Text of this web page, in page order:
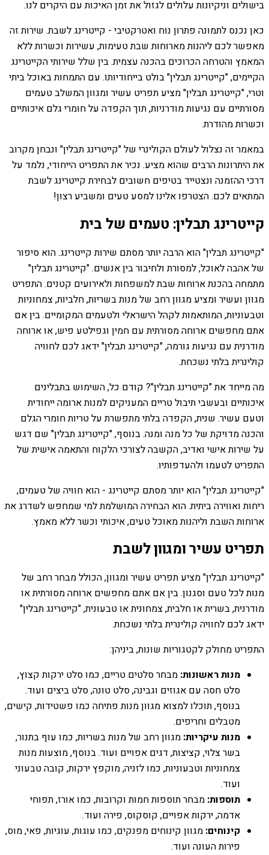
בישולים וניקיונות עלולים לגזול את זמן האיכות עם היקרים לנו.
כאן נכנס לתמונה פתרון נוח ואטרקטיבי - קייטרינג לשבת. שירות זה
מאפשר לכם ליהנות מארוחות שבת טעימות, עשירות וכשרות ללא
המאמץ והטרחה הכרוכים בהכנה עצמית. בין שלל שירותי הקייטרינג
הקיימים, "קייטרינג תבלין" בולט בייחודיותו. עם התמחות באוכל ביתי
וטרי, "קייטרינג תבלין" מציע תפריט עשיר ומגוון המשלב טעמים
מסורתיים עם נגיעות מודרניות, תוך הקפדה על חומרי גלם איכותיים
וכשרות מהודרת.
במאמר זה נצלול לעולם הקולינרי של "קייטרינג תבלין" ונבחן מקרוב
את היתרונות הרבים שהוא מציע. נכיר את התפריט הייחודי, נלמד על
דרכי ההזמנה ונצטייד בטיפים חשובים לבחירת קייטרינג לשבת
המתאים לכם. הצטרפו אלינו למסע טעים ומשביע רצון!
קייטרינג תבלין: טעמים של בית
"קייטרינג תבלין" הוא הרבה יותר מסתם שירות קייטרינג. הוא סיפור
של אהבה לאוכל, למסורת ולחיבור בין אנשים. "קייטרינג תבלין"
מתמחה בהכנת ארוחות שבת למשפחות ולאירועים קטנים. התפריט
מגוון ועשיר ומציע מגוון רחב של מנות בשריות, חלביות, צמחוניות
וטבעוניות, המותאמות לקהל הישראלי ולטעמים המקומיים. בין אם
אתם מחפשים ארוחה מסורתית עם חמין וגפילטע פיש, או ארוחה
מודרנית עם נגיעות גורמה, "קייטרינג תבלין" ידאג לכם לחוויה
קולינרית בלתי נשכחת.
מה מייחד את "קייטרינג תבלין"? קודם כל, השימוש בתבלינים
איכותיים ובעשבי תיבול טריים המעניקים למנות ארומה ייחודית
וטעם עשיר. שנית, הקפדה בלתי מתפשרת על טריות חומרי הגלם
והכנה מדויקת של כל מנה ומנה. בנוסף, "קייטרינג תבלין" שם דגש
על שירות אישי ואדיב, הקשבה לצורכי הלקוח והתאמה אישית של
התפריט לטעמו ולהעדפותיו.
"קייטרינג תבלין" הוא יותר מסתם קייטרינג - הוא חוויה של טעמים,
ריחות ואווירה ביתית. הוא הבחירה המושלמת למי שמחפש לשדרג את
ארוחות השבת וליהנות מאוכל טעים, איכותי וכשר ללא מאמץ.
תפריט עשיר ומגוון לשבת
"קייטרינג תבלין" מציע תפריט עשיר ומגוון, הכולל מבחר רחב של
מנות לכל טעם וסגנון. בין אם אתם מחפשים ארוחה מסורתית או
מודרנית, בשרית או חלבית, צמחונית או טבעונית, "קייטרינג תבלין"
ידאג לכם לחוויה קולינרית בלתי נשכחת.
התפריט מחולק לקטגוריות שונות, ביניהן:
מנות ראשונות: מבחר סלטים טריים, כמו סלט ירקות קצוץ,
סלט חסה עם אגוזים וגבינה, סלט טונה, סלט ביצים ועוד.
בנוסף, תוכלו למצוא מגוון מנות פתיחה כמו פשטידות, קישים,
מטבלים וחריפים.
מנות עיקריות: מגוון רחב של מנות בשריות, כמו עוף בתנור,
בשר צלוי, קציצות, דגים אפויים ועוד. בנוסף, מוצעות מנות
צמחוניות וטבעוניות, כמו לזניה, מוקפץ ירקות, קובה טבעוני
ועוד.
תוספות: מבחר תוספות חמות וקרובות, כמו אורז, תפוחי
אדמה, ירקות אפויים, קוסקוס, פירה ועוד.
קינוחים: מגוון קינוחים מפנקים, כמו עוגות, עוגיות, פאי, מוס,
פירות העונה ועוד.